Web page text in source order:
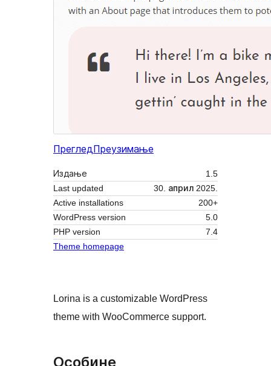
Преглед Преузимање
Издање
1.5
Last updated
30. април 2025.
Active installations
200+
WordPress version
5.0
PHP version
7.4
Theme homepage
Lorina is a customizable WordPress
theme with WooCommerce support.
Особине